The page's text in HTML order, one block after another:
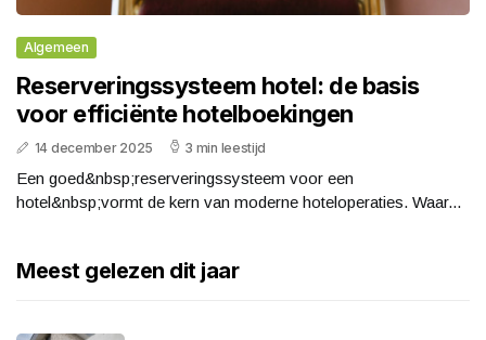
Algemeen
Reserveringssysteem hotel: de basis
voor efficiënte hotelboekingen
14 december 2025 3 min leestijd
Een goed&nbsp;reserveringssysteem voor een
hotel&nbsp;vormt de kern van moderne hoteloperaties. Waar...
Meest gelezen dit jaar